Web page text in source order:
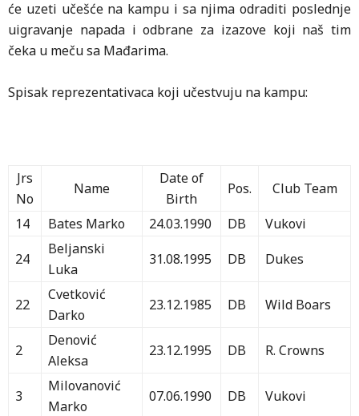
će uzeti učešće na kampu i sa njima odraditi poslednje
uigravanje napada i odbrane za izazove koji naš tim
čeka u meču sa Mađarima.
Spisak reprezentativaca koji učestvuju na kampu:
Jrs
No
Name
Date of
Birth
Pos.
Club Team
14
Bates Marko 24.03.1990 DB
Vukovi
24
Beljanski
Luka
31.08.1995 DB Dukes
22
Cvetković
Darko
23.12.1985 DB Wild Boars
2
Denović
Aleksa
23.12.1995 DB R. Crowns
3
Milovanović
Marko
07.06.1990 DB
Vukovi